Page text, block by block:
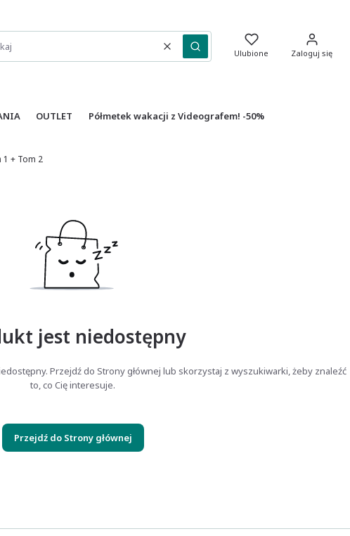
WyczyśćSzukaj Ulubione Zaloguj się
OUTLET Półmetek wakacji z Videografem! -50%
1 + Tom 2
jest niedostępny
Przejdź do Strony głównej lub skorzystaj z wyszukiwarki, żeby znaleźć
to, co Cię interesuje.
Przejdź do Strony głównej